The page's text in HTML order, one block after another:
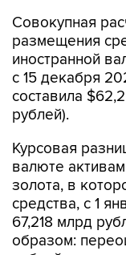
Совокупная
размещения
иностранной
с 15 декабря
составила
рублей).
Курсовая
валюте
золота, в
средства, с 1
67,218 млрд
образом: